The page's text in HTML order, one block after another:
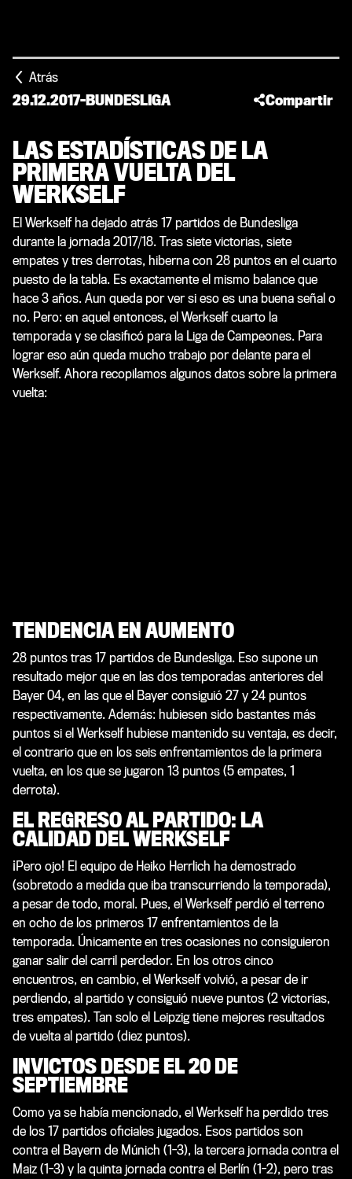
Atrás
29.12.2017-BUNDESLIGA Compartir
LAS ESTADÍSTICAS DE LA
PRIMERA VUELTA DEL
WERKSELF
El Werkself ha dejado atrás 17 partidos de Bundesliga
durante la jornada 2017/18. Tras siete victorias, siete
empates y tres derrotas, hiberna con 28 puntos en el cuarto
puesto de la tabla. Es exactamente el mismo balance que
hace 3 años. Aun queda por ver si eso es una buena señal o
no. Pero: en aquel entonces, el Werkself cuarto la
temporada y se clasificó para la Liga de Campeones. Para
lograr eso aún queda mucho trabajo por delante para el
Werkself. Ahora recopilamos algunos datos sobre la primera
vuelta:
TENDENCIA EN AUMENTO
28 puntos tras 17 partidos de Bundesliga. Eso supone un
resultado mejor que en las dos temporadas anteriores del
Bayer 04, en las que el Bayer consiguió 27 y 24 puntos
respectivamente. Además: hubiesen sido bastantes más
puntos si el Werkself hubiese mantenido su ventaja, es decir,
el contrario que en los seis enfrentamientos de la primera
vuelta, en los que se jugaron 13 puntos (5 empates, 1
derrota).
EL REGRESO AL PARTIDO: LA
CALIDAD DEL WERKSELF
¡Pero ojo! El equipo de Heiko Herrlich ha demostrado
(sobretodo a medida que iba transcurriendo la temporada),
a pesar de todo, moral. Pues, el Werkself perdió el terreno
en ocho de los primeros 17 enfrentamientos de la
temporada. Únicamente en tres ocasiones no consiguieron
ganar salir del carril perdedor. En los otros cinco
encuentros, en cambio, el Werkself volvió, a pesar de ir
perdiendo, al partido y consiguió nueve puntos (2 victorias,
tres empates). Tan solo el Leipzig tiene mejores resultados
de vuelta al partido (diez puntos).
INVICTOS DESDE EL 20 DE
SEPTIEMBRE
Como ya se había mencionado, el Werkself ha perdido tres
de los 17 partidos oficiales jugados. Esos partidos son
contra el Bayern de Múnich (1-3), la tercera jornada contra el
Maiz (1-3) y la quinta jornada contra el Berlín (1-2), pero tras